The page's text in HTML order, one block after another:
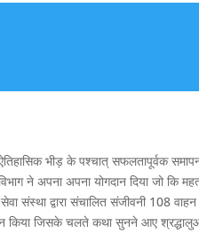
भीड़ के पश्चात् सफलतापूर्वक
ने अपना अपना योगदान दिया जो कि
संस्था द्वारा संचालित संजीवनी 108
किया जिसके चलते कथा सुनने आए